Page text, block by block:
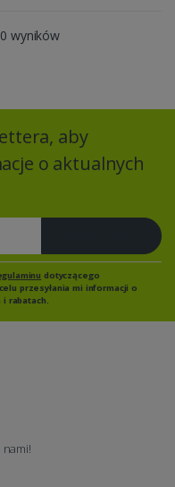
wyników
aby
o aktualnych
dotyczącego
przesyłania mi informacji o
rabatach.
nami!